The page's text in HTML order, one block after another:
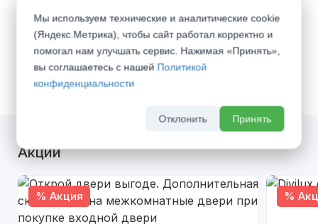
Способы получения:
Доставка транспортом по г. Самара -600
руб.(Все тарифы)
Самовывоз со склада
Акции
% Акция %
Мы используем технические и аналитические cookie
(Яндекс.Метрика), чтобы сайт работал корректно и
помогал нам улучшать сервис. Нажимая «Принять»,
вы соглашаетесь с нашей Политикой
конфиденциальности
Отклонить Принять